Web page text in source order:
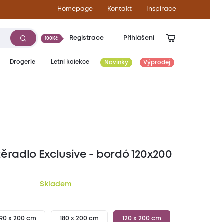
Homepage Kontakt Inspirace
100Kč Registrace Přihlášení
Drogerie Letní kolekce Novinky Výprodej
Exclusive - bordó 120x200
Skladem
x 200 cm 180 x 200 cm 120 x 200 cm